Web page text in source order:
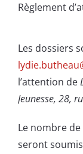
Règlement
Les dossiers
l’attention de
Jeunesse, 28,
Le nombre
seront